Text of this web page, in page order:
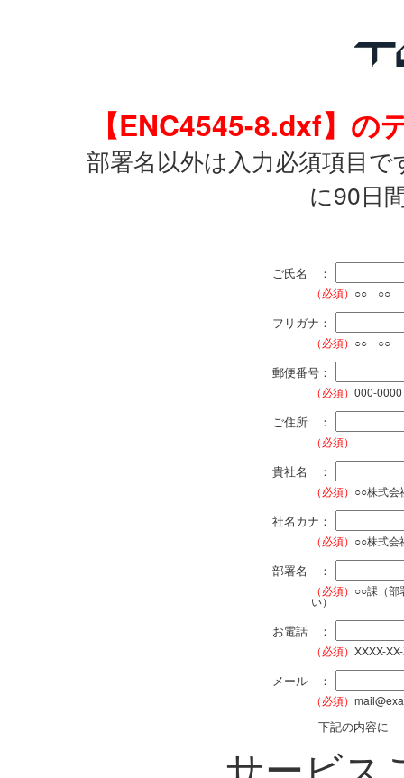
【ENC4545-8.dxf】
部署名以外は入力必須項目
に90日
ご氏名 ：
（必須） ○○ ○○
フリガナ：
（必須） ○○ ○○
郵便番号：
（必須） 000-0000
ご住所 ：
（必須）
貴社名 ：
（必須） ○○株式会
社名カナ：
（必須） ○○株式会
部署名 ：
（必須） ○○課（部
い）
お電話 ：
（必須） XXXX-
メール ：
（必須）
下記の内容に